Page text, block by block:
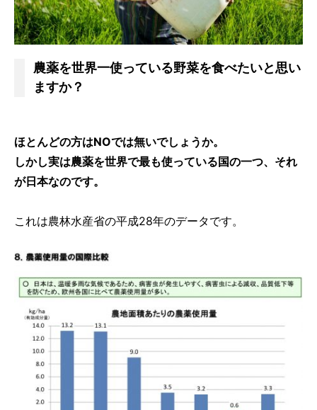
農薬を世界一使っている野菜を食べたいと思い
ますか？
ほとんどの方はNOでは無いでしょうか。
しかし実は農薬を世界で最も使っている国の一つ、それ
が日本なのです。
これは農林水産省の平成28年のデータです。